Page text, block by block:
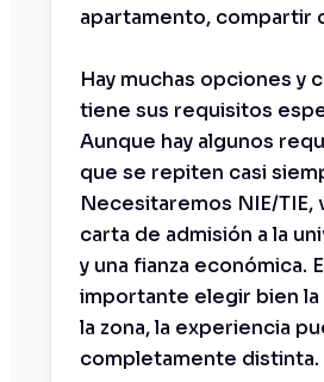
apartamento, compartir
Hay muchas opciones y
tiene sus requisitos
Aunque hay algunos
que se repiten casi
Necesitaremos NIE/TIE,
carta de admisión a la
y una fianza económica.
importante elegir bien la
la zona, la experiencia
completamente distinta.